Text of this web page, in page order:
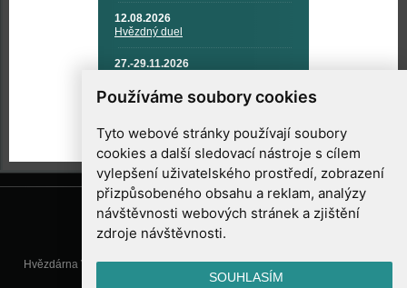
Používáme soubory cookies
Tyto webové stránky používají soubory
cookies a další sledovací nástroje s cílem
vylepšení uživatelského prostředí, zobrazení
přizpůsobeného obsahu a reklam, analýzy
návštěvnosti webových stránek a zjištění
zdroje návštěvnosti.
SOUHLASÍM
12.08.2026
Hvězdný duel
27.-29.11.2026
TECHNIKA A KOSMICKÉ
TECHNOLOGIE
Hvězdárna Valašské Meziříčí, příspěvková organizace, Vsetínská 78, 757
01 Valašské Meziříčí